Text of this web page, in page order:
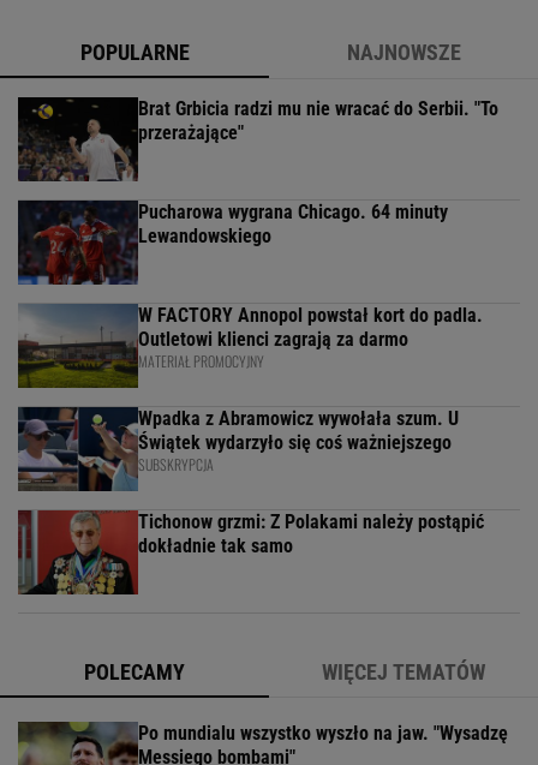
POPULARNE NAJNOWSZE
Brat Grbicia radzi mu nie wracać do Serbii. "To
przerażające"
Pucharowa wygrana Chicago. 64 minuty
Lewandowskiego
W FACTORY Annopol powstał kort do padla.
Outletowi klienci zagrają za darmo
MATERIAŁ PROMOCYJNY
Wpadka z Abramowicz wywołała szum. U
Świątek wydarzyło się coś ważniejszego
SUBSKRYPCJA
Tichonow grzmi: Z Polakami należy postąpić
dokładnie tak samo
POLECAMY WIĘCEJ TEMATÓW
Po mundialu wszystko wyszło na jaw. "Wysadzę
Messiego bombami"